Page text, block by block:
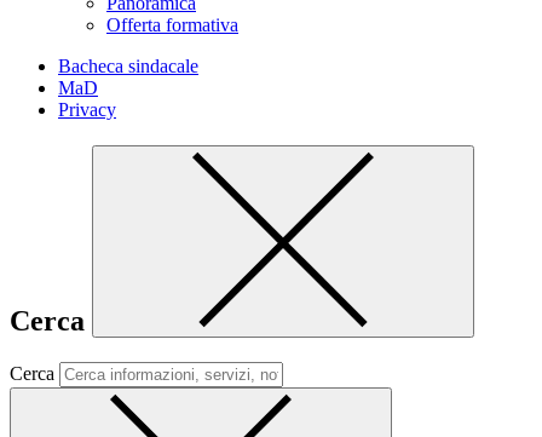
Offerta formativa
Bacheca sindacale
MaD
Privacy
Cerca
Cerca